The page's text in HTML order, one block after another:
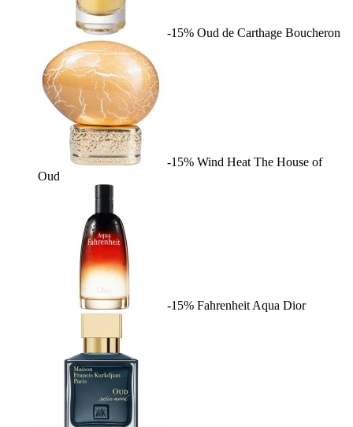
-15% Oud de Carthage Boucheron
-15% Wind Heat The House of
Oud
-15% Fahrenheit Aqua Dior